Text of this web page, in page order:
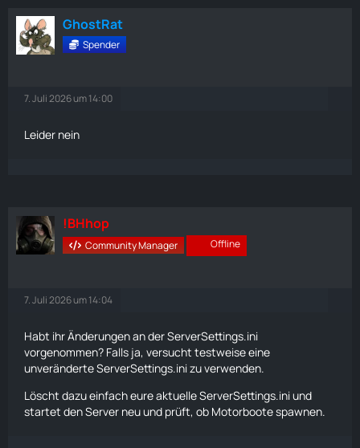
GhostRat
Spender
7. Juli 2026 um 14:00
Leider nein
!BHhop
Community Manager Offline
7. Juli 2026 um 14:04
Habt ihr Änderungen an derServerSettings.ini
vorgenommen? Falls ja, versucht testweise eine
unveränderteServerSettings.ini zu verwenden.
Löscht dazu einfach eure aktuelleServerSettings.ini und
startet den Server neu und prüft, ob Motorboote spawnen.